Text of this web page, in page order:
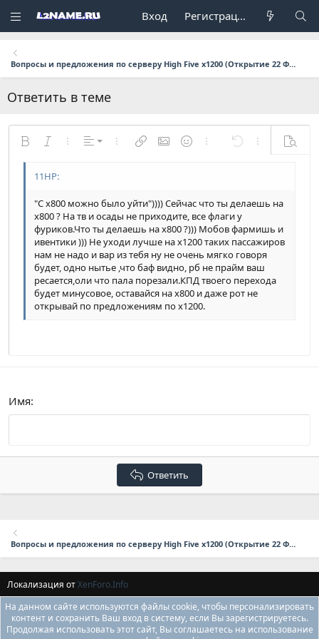
Вход Регистрация
Вопросы и предложения по серверу High Five x1200 (Открытие 22 Февраля в 17:00 мск.)
Ответить в теме
ЖирныйКурсивДополнительно...
Выравнивание
По левому краю
Выравнивание текста
Дополнительно...
Вставить ссылку
Вставить изображение
СмайлыДополнительно...
Отменить
Размер шрифта
9
12
15
18
22
26
Цвет текста
Courier New
Georgia
Tahoma
Times New Roman
Trebuchet MS
Формат параграфа
Обычный
Заголовок 2
Заголовок 3
ЦитатаМедиа
Повторить
Переключить режим работы редактора
"С х800 можно было уйти")))) Сейчас что ты делаешь на
х800 ? На тв и осады не приходите, все флаги у
фуриков.Что ты делаешь на х800 ?))) Мобов фармишь и
ивентики ))) Не уходи лучше на х1200 таких пассажиров
нам не надо и вар из тебя ну не очень мягко говоря
будет, одно нытье ,что баф видно, рб не прайм ваш
ресается,оли что пала порезали.КПД твоего перехода
будет минусовое, оставайся на х800 и даже рот не
открывай по предложениям по х1200.
Имя
Ответить
Вопросы и предложения по серверу High Five x1200 (Открытие 22 Февраля в 17:00 мск.)
Локализация отXenForo.Info
На данном сайте используются файлы cookie, чтобы персонализировать
контент и сохранить Ваш вход в систему, если Вы зарегистрируетесь.
Продолжая использовать этот сайт, Вы соглашаетесь на использование